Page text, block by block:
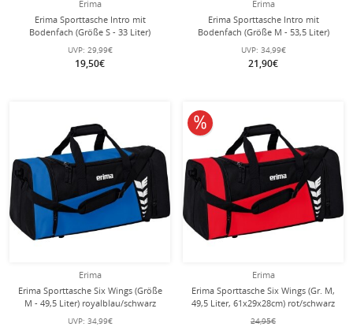
Erima
Erima Sporttasche Intro mit
Bodenfach (Größe S - 33 Liter)
bordeauxrot 40x25x33cm
UVP: 29,99€
19,50€
Erima
Erima Sporttasche Intro mit
Bodenfach (Größe M - 53,5 Liter)
bordeauxrot 50x29x37cm
UVP: 34,99€
21,90€
Erima
Erima Sporttasche Six Wings (Größe
M - 49,5 Liter) royalblau/schwarz
61x29x28cm
UVP: 34,99€
Erima
Erima Sporttasche Six Wings (Gr. M,
49,5 Liter, 61x29x28cm) rot/schwarz
24,95€
10% reduziert